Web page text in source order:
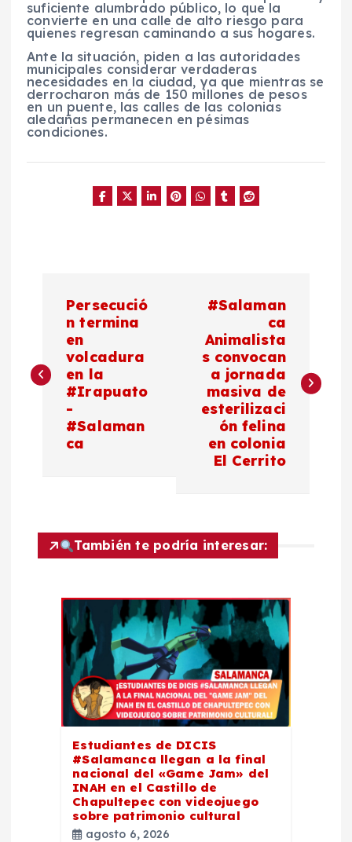
suficiente alumbrado público, lo que la
convierte en una calle de alto riesgo para
quienes regresan caminando a sus hogares.
Ante la situación, piden a las autoridades
municipales considerar verdaderas
necesidades en la ciudad, ya que mientras se
derrocharon más de 150 millones de pesos
en un puente, las calles de las colonias
aledañas permanecen en pésimas
condiciones.
v
c
Persecució
n termina
en
volcadura
en la
#Irapuato
-
#Salaman
ca
#Salaman
ca
Animalista
s convocan
a jornada
masiva de
esterilizaci
ón felina
en colonia
El Cerrito
También te podría interesar:
Estudiantes de DICIS
#Salamanca llegan a la final
nacional del «Game Jam» del
INAH en el Castillo de
Chapultepec con videojuego
sobre patrimonio cultural
agosto 6, 2026